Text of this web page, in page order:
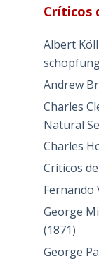
Críticos
Albert
Andrew
Charles
Natural
Charles
Críticos
Fernando
George
(1871)
George